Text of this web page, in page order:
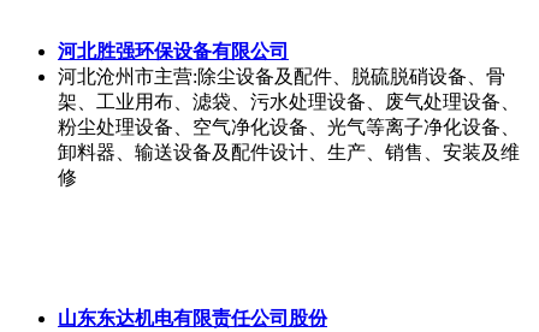
河北胜强环保设备有限公司
河北沧州市主营:除尘设备及配件、脱硫脱硝设备、骨
架、工业用布、滤袋、污水处理设备、废气处理设备、
粉尘处理设备、空气净化设备、光气等离子净化设备、
卸料器、输送设备及配件设计、生产、销售、安装及维
修
山东东达机电有限责任公司股份